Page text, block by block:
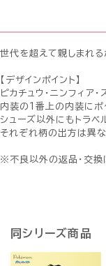
世代を超えて親しまれ
【デザインポイント】
ピカチュウ・ニンフィア
内装の1番上の内装にポ
シューズ以外にもトラベ
それぞれ柄の出方は異な
※不良以外の返品・交換
同シリーズ商品